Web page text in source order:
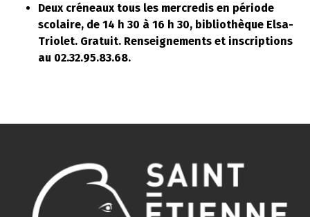
Deux créneaux tous les mercredis en période
scolaire, de 14 h 30 à 16 h 30, bibliothèque Elsa-
Triolet. Gratuit. Renseignements et inscriptions
au 02.32.95.83.68.